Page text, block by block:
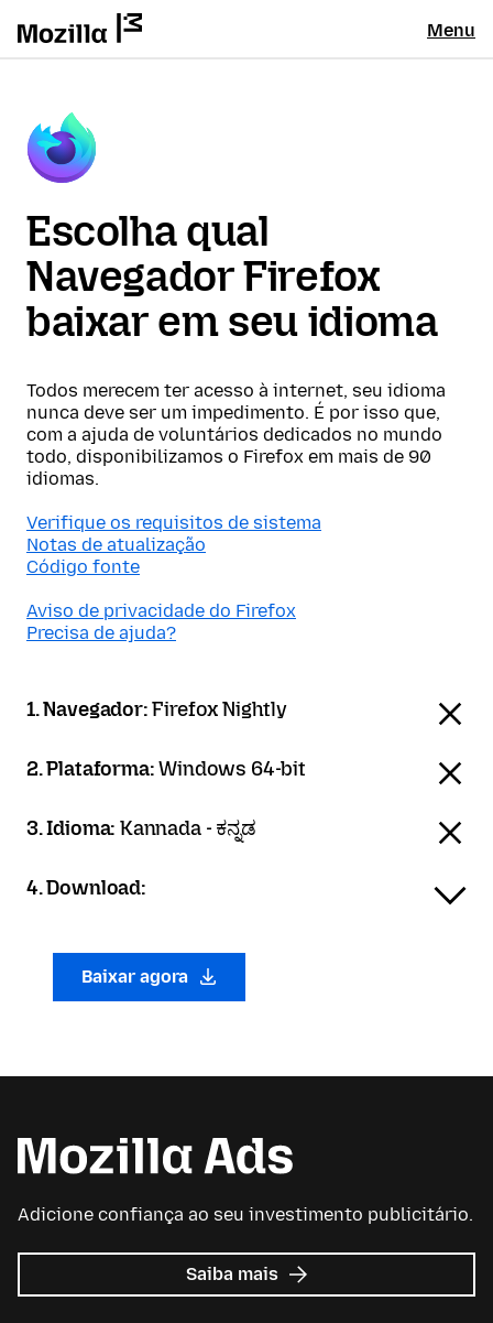
Menu
Escolha qual
Navegador Firefox
baixar em seu idioma
Todos merecem ter acesso à internet, seu idioma
nunca deve ser um impedimento. É por isso que,
com a ajuda de voluntários dedicados no mundo
todo, disponibilizamos o Firefox em mais de 90
idiomas.
Verifique os requisitos de sistema
Notas de atualização
Código fonte
Aviso de privacidade do Firefox
Precisa de ajuda?
1. Navegador:Firefox Nightly
2. Plataforma:Windows 64-bit
3. Idioma:Kannada - ಕನ್ನಡ
4. Download:
Baixar agora
Adicione confiança ao seu investimento publicitário.
Saiba mais sobre
Mozilla